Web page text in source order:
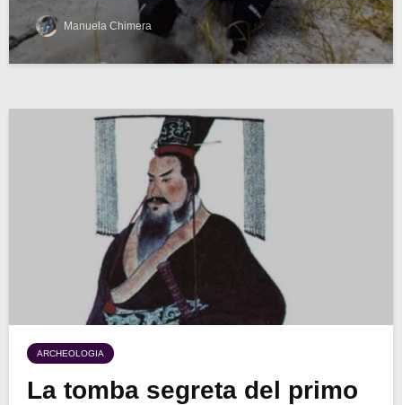
Manuela Chimera
ARCHEOLOGIA
La tomba segreta del primo